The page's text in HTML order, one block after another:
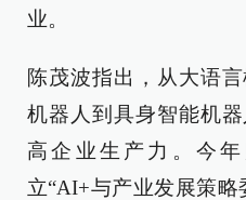
业。
陈茂波指出，从大语
机器人到具身智能机
高企业生产力。今
立“AI+与产业发展策略